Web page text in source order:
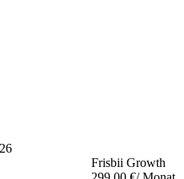
Frisbii Growth